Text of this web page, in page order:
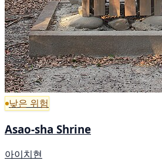
낮은 위험
Asao-sha Shrine
아이치현